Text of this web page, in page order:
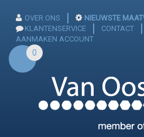
OVER ONS NIEUWSTE
KLANTENSERVICE
CONTACT
AANMAKEN ACCOUNT
0